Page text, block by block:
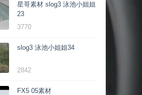
星哥素材 slog3 泳池小姐姐
23
3770
slog3 泳池小姐姐34
2842
FX5 05素材